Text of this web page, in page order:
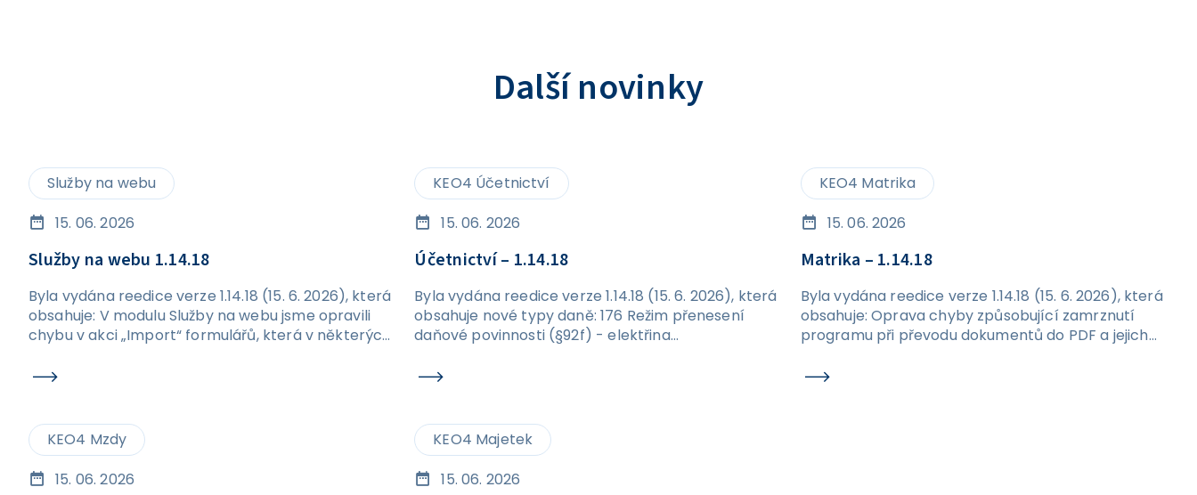
Další novinky
Služby na webu
15. 06. 2026
Služby na webu 1.14.18
Byla vydána reedice verze 1.14.18 (15. 6. 2026), která
obsahuje: V modulu Služby na webu jsme opravili
chybu v akci „Import“ formulářů, která v některých
formulářů.
KEO4 Účetnictví
15. 06. 2026
Účetnictví – 1.14.18
Byla vydána reedice verze 1.14.18 (15. 6. 2026), která
obsahuje nové typy daně: 176 Režim přenesení
daňové povinnosti (§92f) - elektřina
(§92f) - elektřina
KEO4 Matrika
15. 06. 2026
Matrika – 1.14.18
Byla vydána reedice verze 1.14.18 (15. 6. 2026), která
obsahuje: Oprava chyby způsobující zamrznutí
programu při převodu dokumentů do PDF a jejich
KEO4 Mzdy
15. 06. 2026
KEO4 Majetek
15. 06. 2026